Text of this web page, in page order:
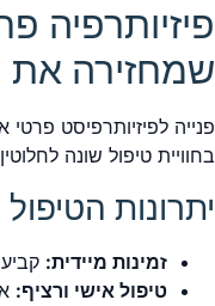
פיזיותרפיה
שמחזירה את
פנייה לפיזיותרפיסט פרטי
בחוויית טיפול שונה
יתרונות
זמינות מיידית: קביעת
טיפול אישי ורציף: